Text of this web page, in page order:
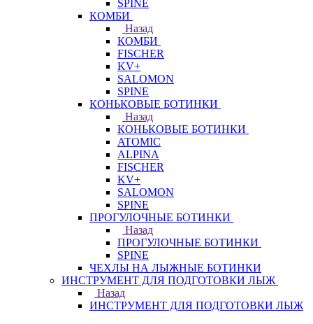
SPINE
КОМБИ
Назад
КОМБИ
FISCHER
KV+
SALOMON
SPINE
КОНЬКОВЫЕ БОТИНКИ
Назад
КОНЬКОВЫЕ БОТИНКИ
ATOMIC
ALPINA
FISCHER
KV+
SALOMON
SPINE
ПРОГУЛОЧНЫЕ БОТИНКИ
Назад
ПРОГУЛОЧНЫЕ БОТИНКИ
SPINE
ЧЕХЛЫ НА ЛЫЖНЫЕ БОТИНКИ
ИНСТРУМЕНТ ДЛЯ ПОДГОТОВКИ ЛЫЖ
Назад
ИНСТРУМЕНТ ДЛЯ ПОДГОТОВКИ ЛЫЖ